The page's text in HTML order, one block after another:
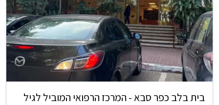
בית בלב כפר סבא - המרכז הרפואי המוביל לגיל